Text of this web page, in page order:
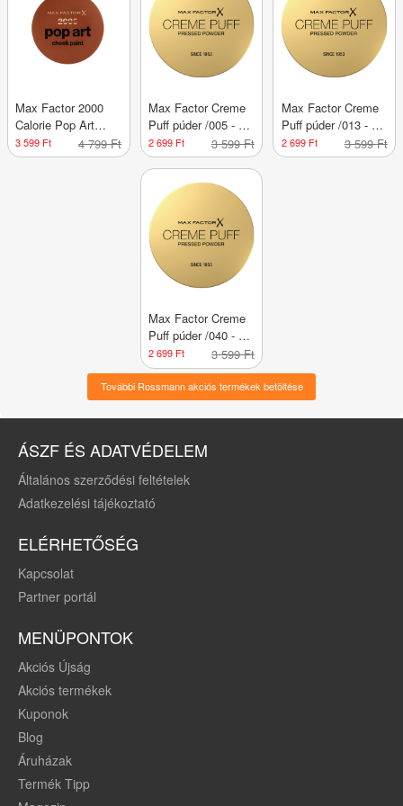
Max Factor 2000
Calorie Pop Art
pirosító /030 - 1 db
3 599 Ft 4 799 Ft
Max Factor Creme
Puff púder /005 - 1
db
2 699 Ft 3 599 Ft
Max Factor Creme
Puff púder /013 - 1
db
2 699 Ft 3 599 Ft
Max Factor Creme
Puff púder /040 - 1
db
2 699 Ft 3 599 Ft
További Rossmann akciós termékek betöltése
ÁSZF ÉS ADATVÉDELEM
Általános szerződési feltételek
Adatkezelési tájékoztató
ELÉRHETŐSÉG
Kapcsolat
Partner portál
MENÜPONTOK
Akciós Újság
Akciós termékek
Kuponok
Blog
Áruházak
Termék Tipp